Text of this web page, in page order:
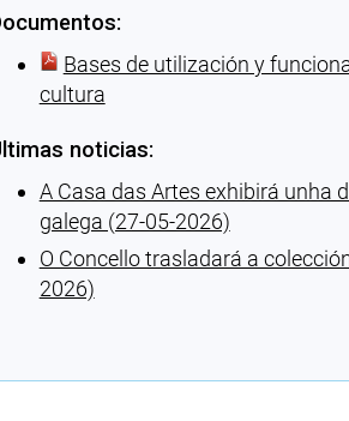
Bases de utilización y
cultura
noticias:
A Casa das Artes exhibirá unha
galega (27-05-2026)
O Concello trasladará a
2026)